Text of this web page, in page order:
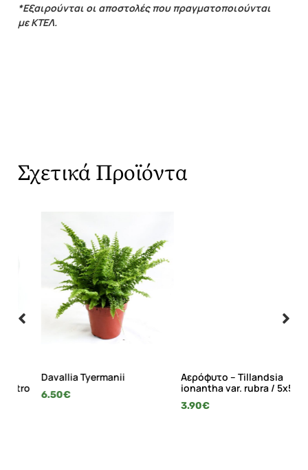
*Εξαιρούνται οι αποστολές που πραγματοποιούνται
με ΚΤΕΛ.
Σχετικά Προϊόντα
Davallia Tyermanii
6.50 €
Αερόφυτο – Tillandsia
ionantha var. rubra / 5x5cm
€